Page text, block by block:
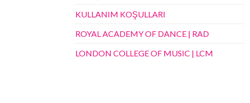
KULLANIM KOŞULLARI
ROYAL ACADEMY OF DANCE | RAD
LONDON COLLEGE OF MUSIC | LCM